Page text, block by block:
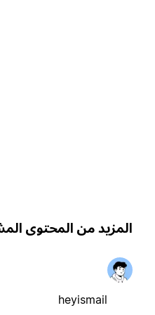
من المحتوى المشابه
heyismail